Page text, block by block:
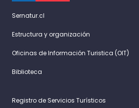
Sernatur.cl
Estructura y organización
Oficinas de Información Turistica (OIT)
Biblioteca
Registro de Servicios Turísticos